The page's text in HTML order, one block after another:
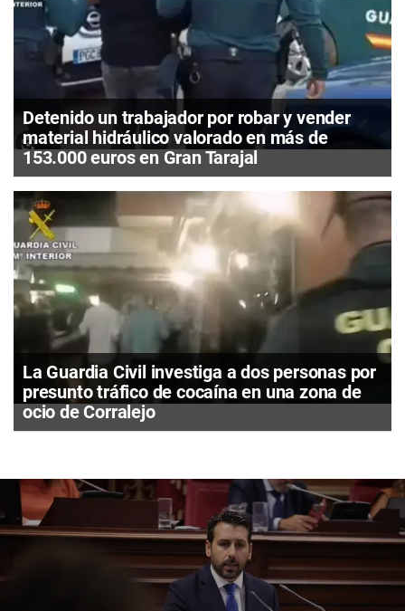
Detenido un trabajador por robar y vender
material hidráulico valorado en más de
153.000 euros en Gran Tarajal
La Guardia Civil investiga a dos personas por
presunto tráfico de cocaína en una zona de
ocio de Corralejo